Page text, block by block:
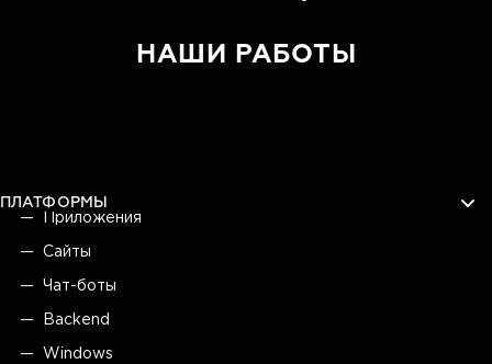
НАШИ РАБОТЫ
ПЛАТФОРМЫ
Приложения
Сайты
Чат-боты
Backend
Windows